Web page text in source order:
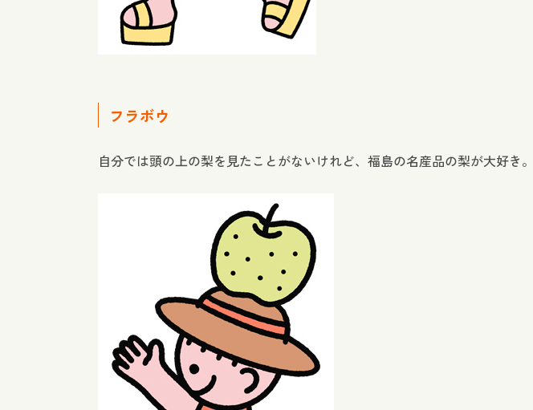
フラボウ
自分では頭の上の梨を見たことがないけれど、福島の名産品の梨が大好き。